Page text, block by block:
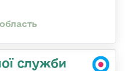
служби